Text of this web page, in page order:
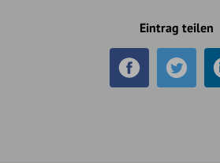
Eintrag teilen